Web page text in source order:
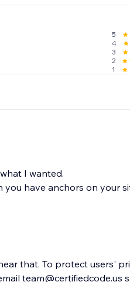
5
4
3
2
1
I wanted.
you have anchors on your
that. To protect users'
team@certifiedcode.us